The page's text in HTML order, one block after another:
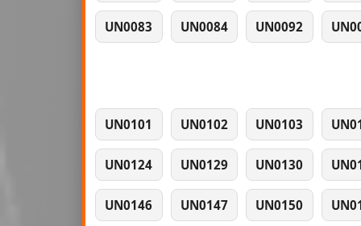
UN0083 UN0084 UN0092
UN0101 UN0102 UN0103
UN0124 UN0129 UN0130
UN0146 UN0147 UN0150